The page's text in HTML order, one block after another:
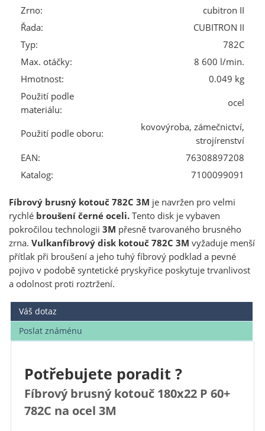
Zrno:
cubitron II
Řada:
CUBITRON II
Typ:
782C
Max. otáčky:
8 600 l/min.
Hmotnost:
0.049 kg
Použití podle
materiálu:
ocel
Použití podle oboru:
kovovýroba, zámečnictví,
strojírenství
EAN:
76308897208
Katalog:
7100099091
Fíbrový brusný kotouč 782C 3M je navržen pro velmi
rychlé broušení černé oceli.Tento disk je vybaven
pokročilou technologii 3M přesně tvarovaného brusného
zrna. Vulkanfíbrový disk kotouč 782C 3M vyžaduje menší
přítlak při broušení a jeho tuhý fíbrový podklad a pevné
pojivo v podobě syntetické pryskyřice poskytuje trvanlivost
a odolnost proti roztržení.
Váš dotaz
Poslat známénu
Potřebujete poradit ?
Fíbrový brusný kotouč 180x22 P 60+
782C na ocel 3M